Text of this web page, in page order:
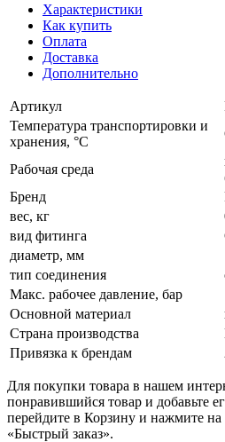
Характеристики
Как купить
Оплата
Доставка
Дополнительно
Артикул
Температура транспортировки и
хранения, °С
Рабочая среда
Бренд
вес, кг
вид фитинга
диаметр, мм
тип соединения
Макс. рабочее давление, бар
Основной материал
Страна производства
Привязка к брендам
Для покупки товара в нашем
понравившийся товар и добавьте
перейдите в Корзину и нажмите
«Быстрый заказ».